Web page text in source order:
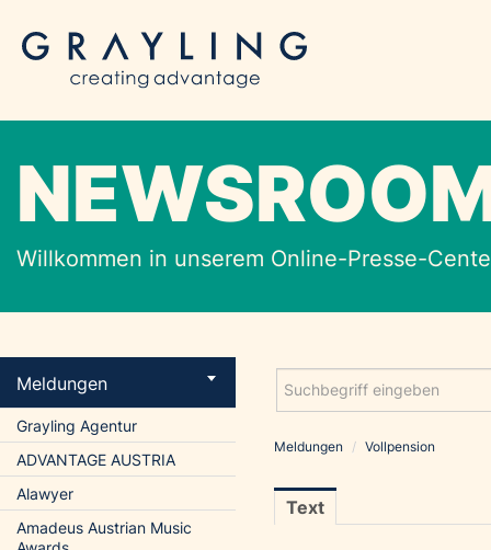
Willkommen in unserem Online-Presse-
Meldungen
Grayling Agentur
ADVANTAGE AUSTRIA
Alawyer
Amadeus Austrian Music
Meldungen / Vollpension
Text